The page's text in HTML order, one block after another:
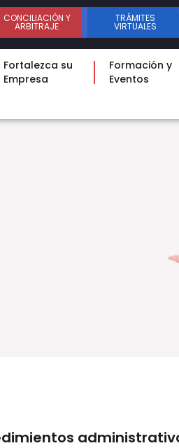
CONCILIACIÓN Y
ARBITRAJE
TRÁMITES
VIRTUALES
Fortalezca su
Empresa
Formación y
Eventos